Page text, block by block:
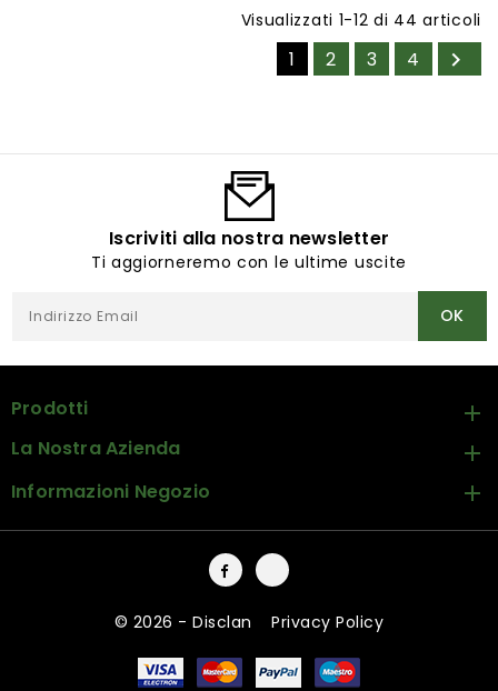
Visualizzati 1-12 di 44 articoli
1 2 3 4 
Iscriviti alla nostra newsletter
Ti aggiorneremo con le ultime uscite
Prodotti 
La Nostra Azienda 
Informazioni Negozio 
Facebook
© 2026 - Disclan -Privacy Policy